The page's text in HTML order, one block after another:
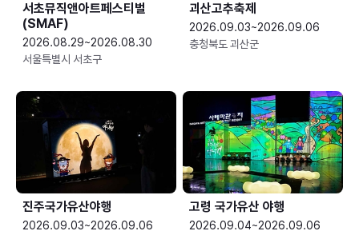
서초뮤직앤아트페스티벌
(SMAF)
2026.08.29~2026.08.30
서울특별시 서초구
괴산고추축제
2026.09.03~2026.09.06
충청북도 괴산군
진주국가유산야행
2026.09.03~2026.09.06
고령 국가유산 야행
2026.09.04~2026.09.06